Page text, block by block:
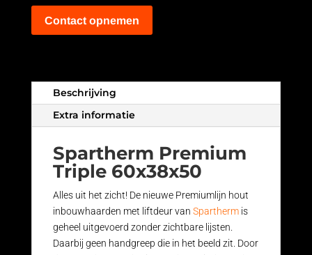
Contact opnemen
Beschrijving
Extra informatie
Spartherm Premium
Triple 60x38x50
Alles uit het zicht! De nieuwe Premiumlijn hout
inbouwhaarden met liftdeur van Sparthermis
geheel uitgevoerd zonder zichtbare lijsten.
Daarbij geen handgreep die in het beeld zit. Door